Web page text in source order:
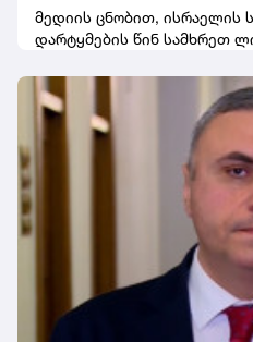
მედიის ცნობით, ისრაელის
დარტყმების წინ სამხრეთ
გაფრთხილება გაავრცელეს.